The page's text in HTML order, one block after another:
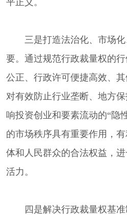
平正义。
三是打造法治化、市场
要。通过规范行政裁量权的
公正、行政许可便捷高效、其
对有效防止行业垄断、地方
响投资创业和要素流动的“隐
的市场秩序具有重要作用，
体和人民群众的合法权益，
活力。
四是解决行政裁量权基